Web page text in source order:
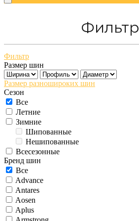
Фильтр
Фильтр
Размер шин
Размер разношироких шин
Сезон
Все
Летние
Зимние
Шипованные
Нешипованные
Всесезонные
Бренд шин
Все
Advance
Antares
Aosen
Aplus